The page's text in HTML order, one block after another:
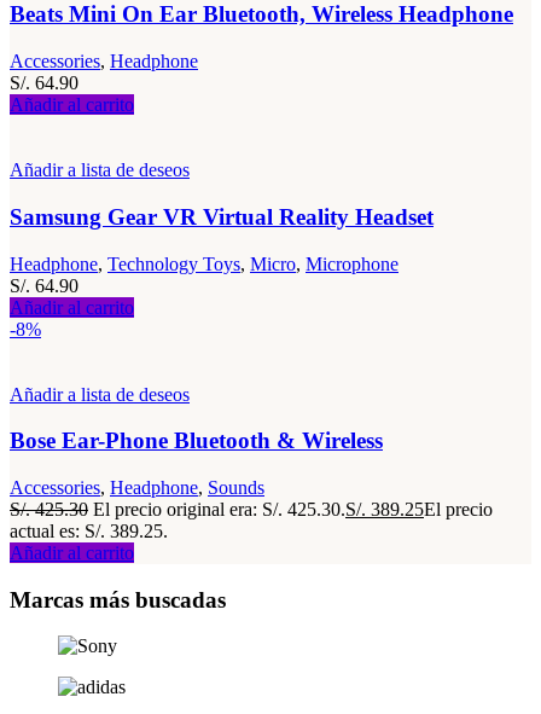
Beats Mini On Ear Bluetooth, Wireless Headphone
Accessories, Headphone
S/. 64.90
Añadir al carrito
Añadir a lista de deseos
Samsung Gear VR Virtual Reality Headset
Headphone, Technology Toys, Micro, Microphone
S/. 64.90
Añadir al carrito
-8%
Añadir a lista de deseos
Bose Ear-Phone Bluetooth & Wireless
Accessories, Headphone, Sounds
S/.425.30 El precio original era: S/. 425.30.S/. 389.25El precio
actual es: S/. 389.25.
Añadir al carrito
Marcas más buscadas